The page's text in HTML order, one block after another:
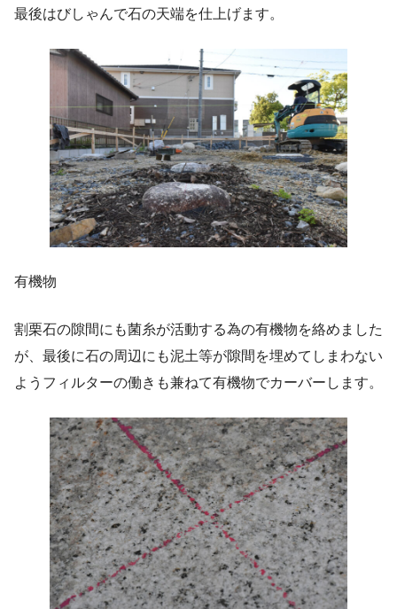
最後はびしゃんで石の天端を仕上げます。
有機物
割栗石の隙間にも菌糸が活動する為の有機物を絡めました
が、最後に石の周辺にも泥土等が隙間を埋めてしまわない
ようフィルターの働きも兼ねて有機物でカーバーします。